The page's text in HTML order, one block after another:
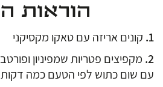
הוראות
קונים אריזה עם טאקו מקסיקני
מקפיצים פטריות שמפיניון
עם שום כתוש לפי הטעם כמה